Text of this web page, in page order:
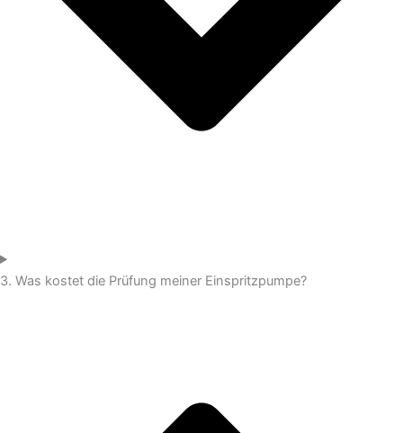
3. Was kostet die Prüfung meiner Einspritzpumpe?